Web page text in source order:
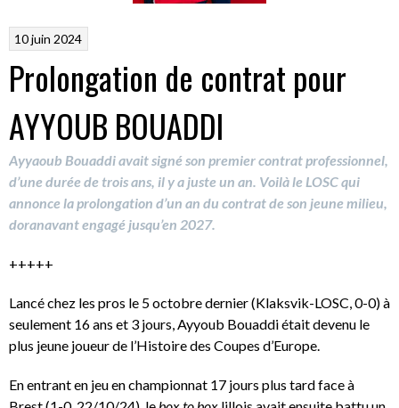
10 juin 2024
Prolongation de contrat pour
AYYOUB BOUADDI
Ayyaoub Bouaddi avait signé son premier contrat professionnel,
d’une durée de trois ans, il y a juste un an. Voilà le LOSC qui
annonce la prolongation d’un an du contrat de son jeune milieu,
doranavant engagé jusqu’en 2027.
+++++
Lancé chez les pros le 5 octobre dernier (Klaksvik-LOSC, 0-0) à
seulement 16 ans et 3 jours, Ayyoub Bouaddi était devenu le
plus jeune joueur de l’Histoire des Coupes d’Europe.
En entrant en jeu en championnat 17 jours plus tard face à